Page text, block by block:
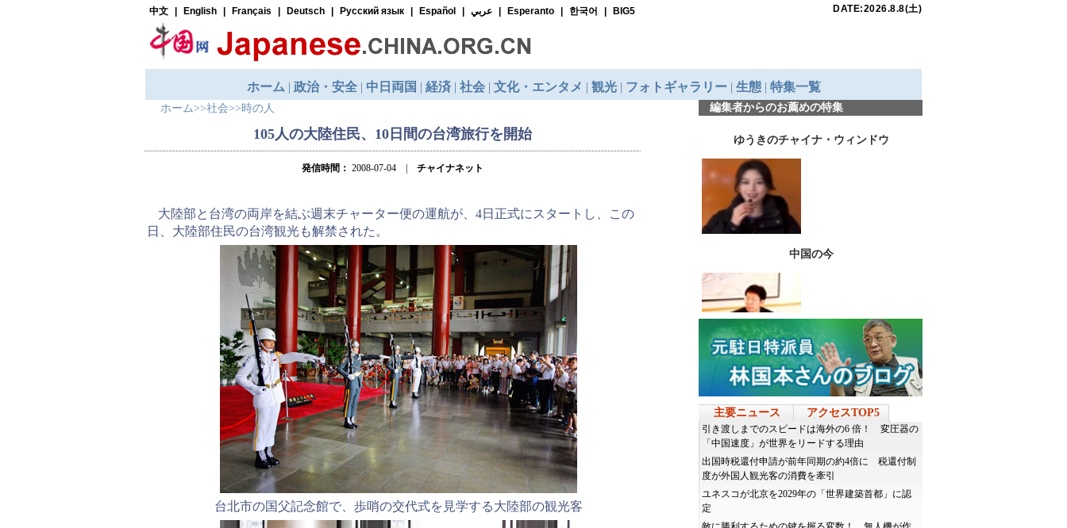
ホーム>>社会>>時の人
105人の大陸住民、10日間の台湾旅行を開始
発信時間： 2008-07-04 | チャイナネット
大陸部と台湾の両岸を結ぶ週末チャーター便の運航が、4日正式にスタートし、この
日、大陸部住民の台湾観光も解禁された。
台北市の国父記念館で、歩哨の交代式を見学する大陸部の観光客